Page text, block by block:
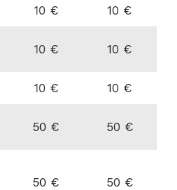
10 € 10 €
10 € 10 €
10 € 10 €
50 € 50 €
50 € 50 €